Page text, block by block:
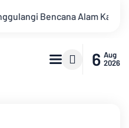
Alam Kabupaten Bengkalis
6 Aug
2026